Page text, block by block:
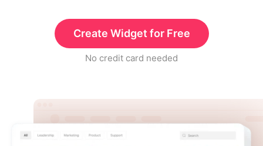
Create Widget for Free
No credit card needed